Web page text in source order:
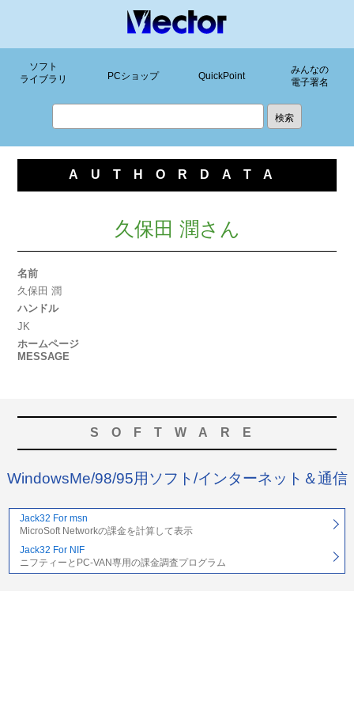
ソフト
ライブラリ
PCショップ QuickPoint
みんなの
電子署名
AUTHORDATA
久保田 潤さん
名前
久保田 潤
ハンドル
JK
ホームページ
MESSAGE
SOFTWARE
WindowsMe/98/95用ソフト/インターネット＆通信
Jack32 For msn
MicroSoft Networkの課金を計算して表示
Jack32 For NIF
ニフティーとPC-VAN専用の課金調査プログラム